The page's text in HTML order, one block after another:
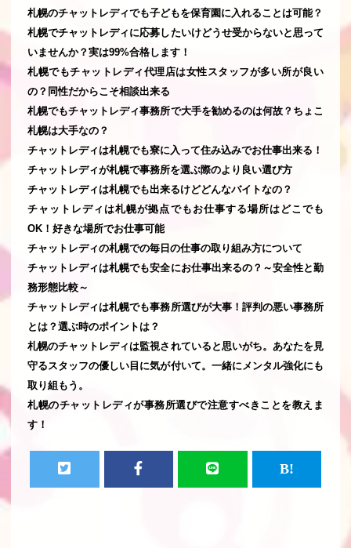
札幌のチャットレディでも子どもを保育園に入れることは可能？
札幌でチャットレディに応募したいけどうせ受からないと思って
いませんか？実は99%合格します！
札幌でもチャットレディ代理店は女性スタッフが多い所が良い
の？同性だからこそ相談出来る
札幌でもチャットレディ事務所で大手を勧めるのは何故？ちょこ
札幌は大手なの？
チャットレディは札幌でも寮に入って住み込みでお仕事出来る！
チャットレディが札幌で事務所を選ぶ際のより良い選び方
チャットレディは札幌でも出来るけどどんなバイトなの？
チャットレディは札幌が拠点でもお仕事する場所はどこでも
OK！好きな場所でお仕事可能
チャットレディの札幌での毎日の仕事の取り組み方について
チャットレディは札幌でも安全にお仕事出来るの？～安全性と勤
務形態比較～
チャットレディは札幌でも事務所選びが大事！評判の悪い事務所
とは？選ぶ時のポイントは？
札幌のチャットレディは監視されていると思いがち。あなたを見
守るスタッフの優しい目に気が付いて。一緒にメンタル強化にも
取り組もう。
札幌のチャットレディが事務所選びで注意すべきことを教えま
す！